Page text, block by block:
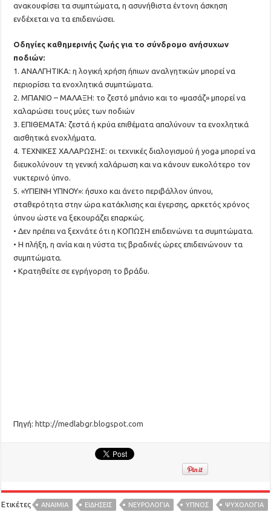
ανακουφίσει τα συμπτώματα, η ασυνήθιστα έντονη άσκηση
ενδέχεται να τα επιδεινώσει.
Οδηγίες καθημερινής ζωής για το σύνδρομο ανήσυχων
ποδιών:
1. ΑΝΑΛΓΗΤΙΚΑ: η λογική χρήση ήπιων αναλγητικών μπορεί να
περιορίσει τα ενοχλητικά συμπτώματα.
2. ΜΠΑΝΙΟ – ΜΑΛΑΞΗ: το ζεστό μπάνιο και το «μασάζ» μπορεί να
χαλαρώσει τους μύες των ποδιών
3. ΕΠΙΘΕΜΑΤΑ: ζεστά ή κρύα επιθέματα απαλύνουν τα ενοχλητικά
αισθητικά ενοχλήματα.
4. ΤΕΧΝΙΚΕΣ ΧΑΛΑΡΩΣΗΣ: οι τεχνικές διαλογισμού ή yoga μπορεί να
διευκολύνουν τη γενική χαλάρωση και να κάνουν ευκολότερο τον
νυκτερινό ύπνο.
5. «ΥΓΙΕΙΝΗ ΥΠΝΟΥ»: ήσυχο και άνετο περιβάλλον ύπνου,
σταθερότητα στην ώρα κατάκλισης και έγερσης, αρκετός χρόνος
ύπνου ώστε να ξεκουράζει επαρκώς.
• Δεν πρέπει να ξεχνάτε ότι η ΚΟΠΩΣΗ επιδεινώνει τα συμπτώματα.
• Η πλήξη, η ανία και η νύστα τις βραδινές ώρες επιδεινώνουν τα
συμπτώματα.
• Κρατηθείτε σε εγρήγορση το βράδυ.
Πηγή:http://medlabgr.blogspot.com
Ετικέτες ΑΝΑΙΜΙΑ ΕΙΔΉΣΕΙΣ ΝΕΥΡΟΛΟΓΙΑ ΥΠΝΟΣ ΨΥΧΟΛΟΓΙΑ